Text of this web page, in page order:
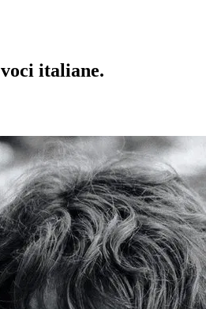
voci italiane.